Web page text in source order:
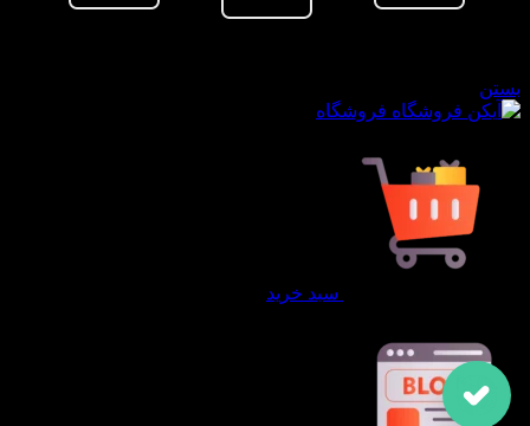
بستن
فروشگاه
سبد خرید